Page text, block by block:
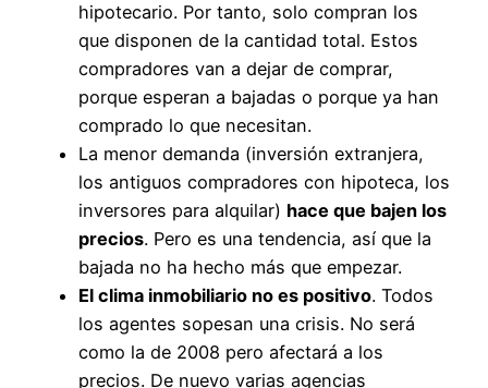
hipotecario. Por tanto, solo compran los
que disponen de la cantidad total. Estos
compradores van a dejar de comprar,
porque esperan a bajadas o porque ya han
comprado lo que necesitan.
La menor demanda (inversión extranjera,
los antiguos compradores con hipoteca, los
inversores para alquilar) hace que bajen los
precios. Pero es una tendencia, así que la
bajada no ha hecho más que empezar.
El clima inmobiliario no es positivo. Todos
los agentes sopesan una crisis. No será
como la de 2008 pero afectará a los
precios. De nuevo varias agencias